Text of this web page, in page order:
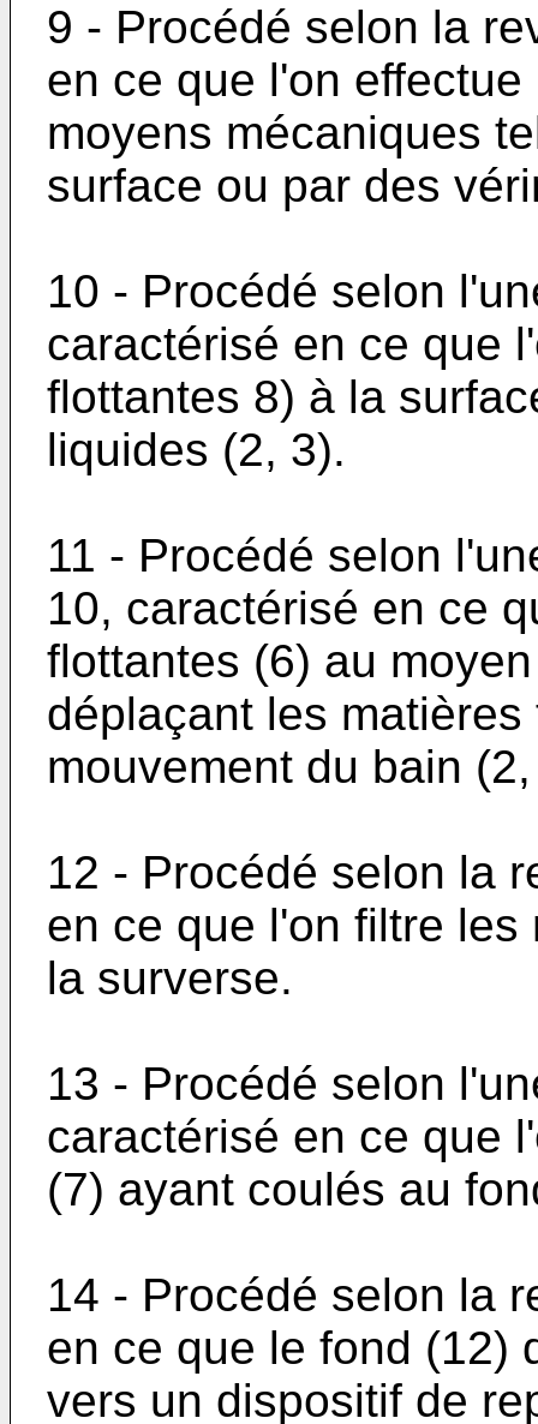
9 - Procédé selon la
en ce que l'on
moyens mécaniques
surface ou par des
10 - Procédé selon
caractérisé en ce que
flottantes 8) à la
liquides (2, 3).
11 - Procédé selon
10, caractérisé en ce
flottantes (6) au
déplaçant les
mouvement du bain
12 - Procédé selon la
en ce que l'on filtre
la surverse.
13 - Procédé selon
caractérisé en ce que
(7) ayant coulés au
14 - Procédé selon la
en ce que le fond (12)
vers un dispositif de